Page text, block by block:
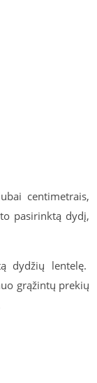
centimetrais,
pasirinktą dydį,
dydžių lentelę.
grąžintų prekių